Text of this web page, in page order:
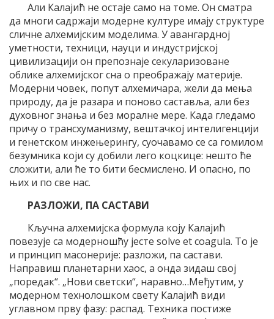
Али Калајић не остаје само на томе. Он сматра
да многи садржаји модерне културе имају структуре
сличне алхемијским моделима. У авангардној
уметности, техници, науци и индустријској
цивилизацији он препознаје секуларизоване
облике алхемијског сна о преображају материје.
Модерни човек, попут алхемичара, жели да мења
природу, да је разара и поново саставља, али без
духовног знања и без моралне мере. Када гледамо
причу о трансхуманизму, вештачкој интелигенцији
и генетском инжењерингу, суочавамо се са гомилом
безумника који су добили лего коцкице: нешто ће
сложити, али ће то бити бесмислено. И опасно, по
њих и по све нас.
РАЗЛОЖИ, ПА САСТАВИ
Кључна алхемијска формула коју Калајић
повезује са модерношћу јесте solve et coagula. То је
и принцип масонерије: разложи, па састави.
Направиш планетарни хаос, а онда зидаш свој
„поредак“. „Нови светски“, наравно…Међутим, у
модерном технолошком свету Калајић види
углавном прву фазу: распад. Техника постиже